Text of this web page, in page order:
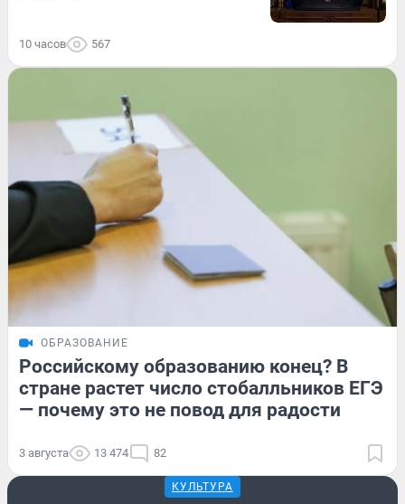
10 часов 567
ОБРАЗОВАНИЕ
Российскому образованию конец? В
стране растет число стобалльников ЕГЭ
— почему это не повод для радости
3 августа 13 474 82
КУЛЬТУРА